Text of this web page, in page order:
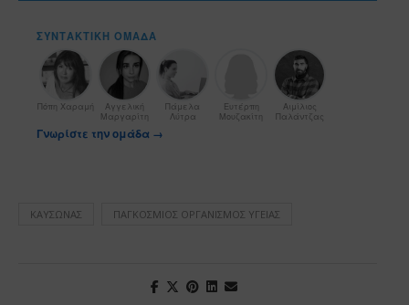
ΣΥΝΤΑΚΤΙΚΉ ΟΜΆΔΑ
Πόπη Χαραμή
Αγγελική
Μαργαρίτη
Πάμελα
Λύτρα
Ευτέρπη
Μουζακίτη
Αιμίλιος
Παλάντζας
Γνωρίστε την ομάδα →
ΚΑΎΣΩΝΑΣ ΠΑΓΚΌΣΜΙΟΣ ΟΡΓΑΝΙΣΜΌΣ ΥΓΕΊΑΣ